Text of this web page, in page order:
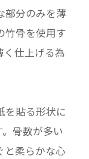
部分のみを薄
竹骨を使用す
く仕上げる為
を貼る形状に
骨数が多い
と柔らかな心